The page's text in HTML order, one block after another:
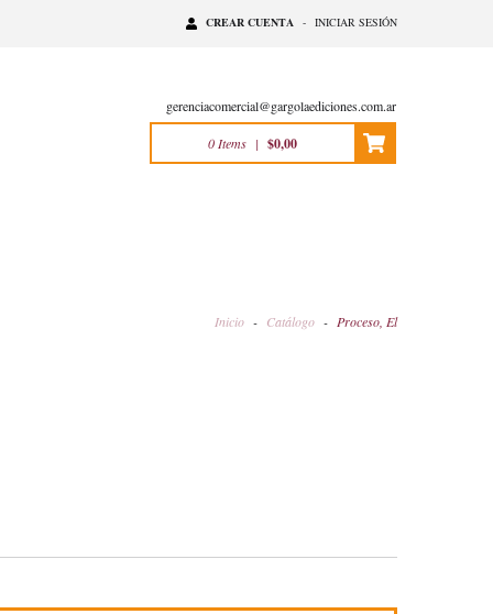
CREAR CUENTA - INICIAR SESIÓN
gerenciacomercial@gargolaediciones.com.ar
0 Items | $0,00
Inicio - Catálogo - Proceso, El